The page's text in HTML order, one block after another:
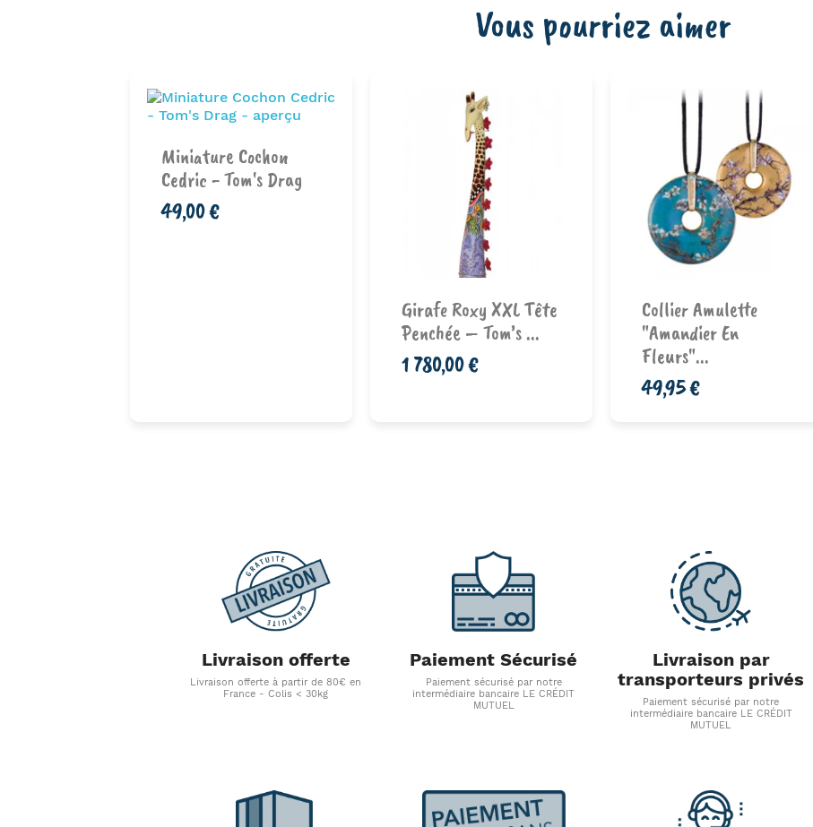
Vous pourriez aimer
Miniature Cochon
Cedric - Tom's Drag
49,00 €
Girafe Roxy XXL Tête
Penchée – Tom’s ...
1 780,00 €
Ajouter au
panier
Collier Amulette
"Amandier En
Fleurs"...
49,95 €
Ajouter au
panier
Livraison offerte
Livraison offerte à partir de 80€ en
France - Colis < 30kg
Paiement Sécurisé
Paiement sécurisé par notre
intermédiaire bancaire LE CRÉDIT
MUTUEL
Livraison par
transporteurs privés
Paiement sécurisé par notre
intermédiaire bancaire LE CRÉDIT
MUTUEL